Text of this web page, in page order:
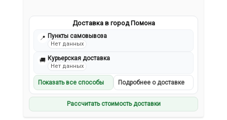
Доставка в город Помона
📍 Пункты самовывоза
Нет данных
🚚 Курьерская доставка
Нет данных
Показать все способы Подробнее о доставке
Рассчитать стоимость доставки